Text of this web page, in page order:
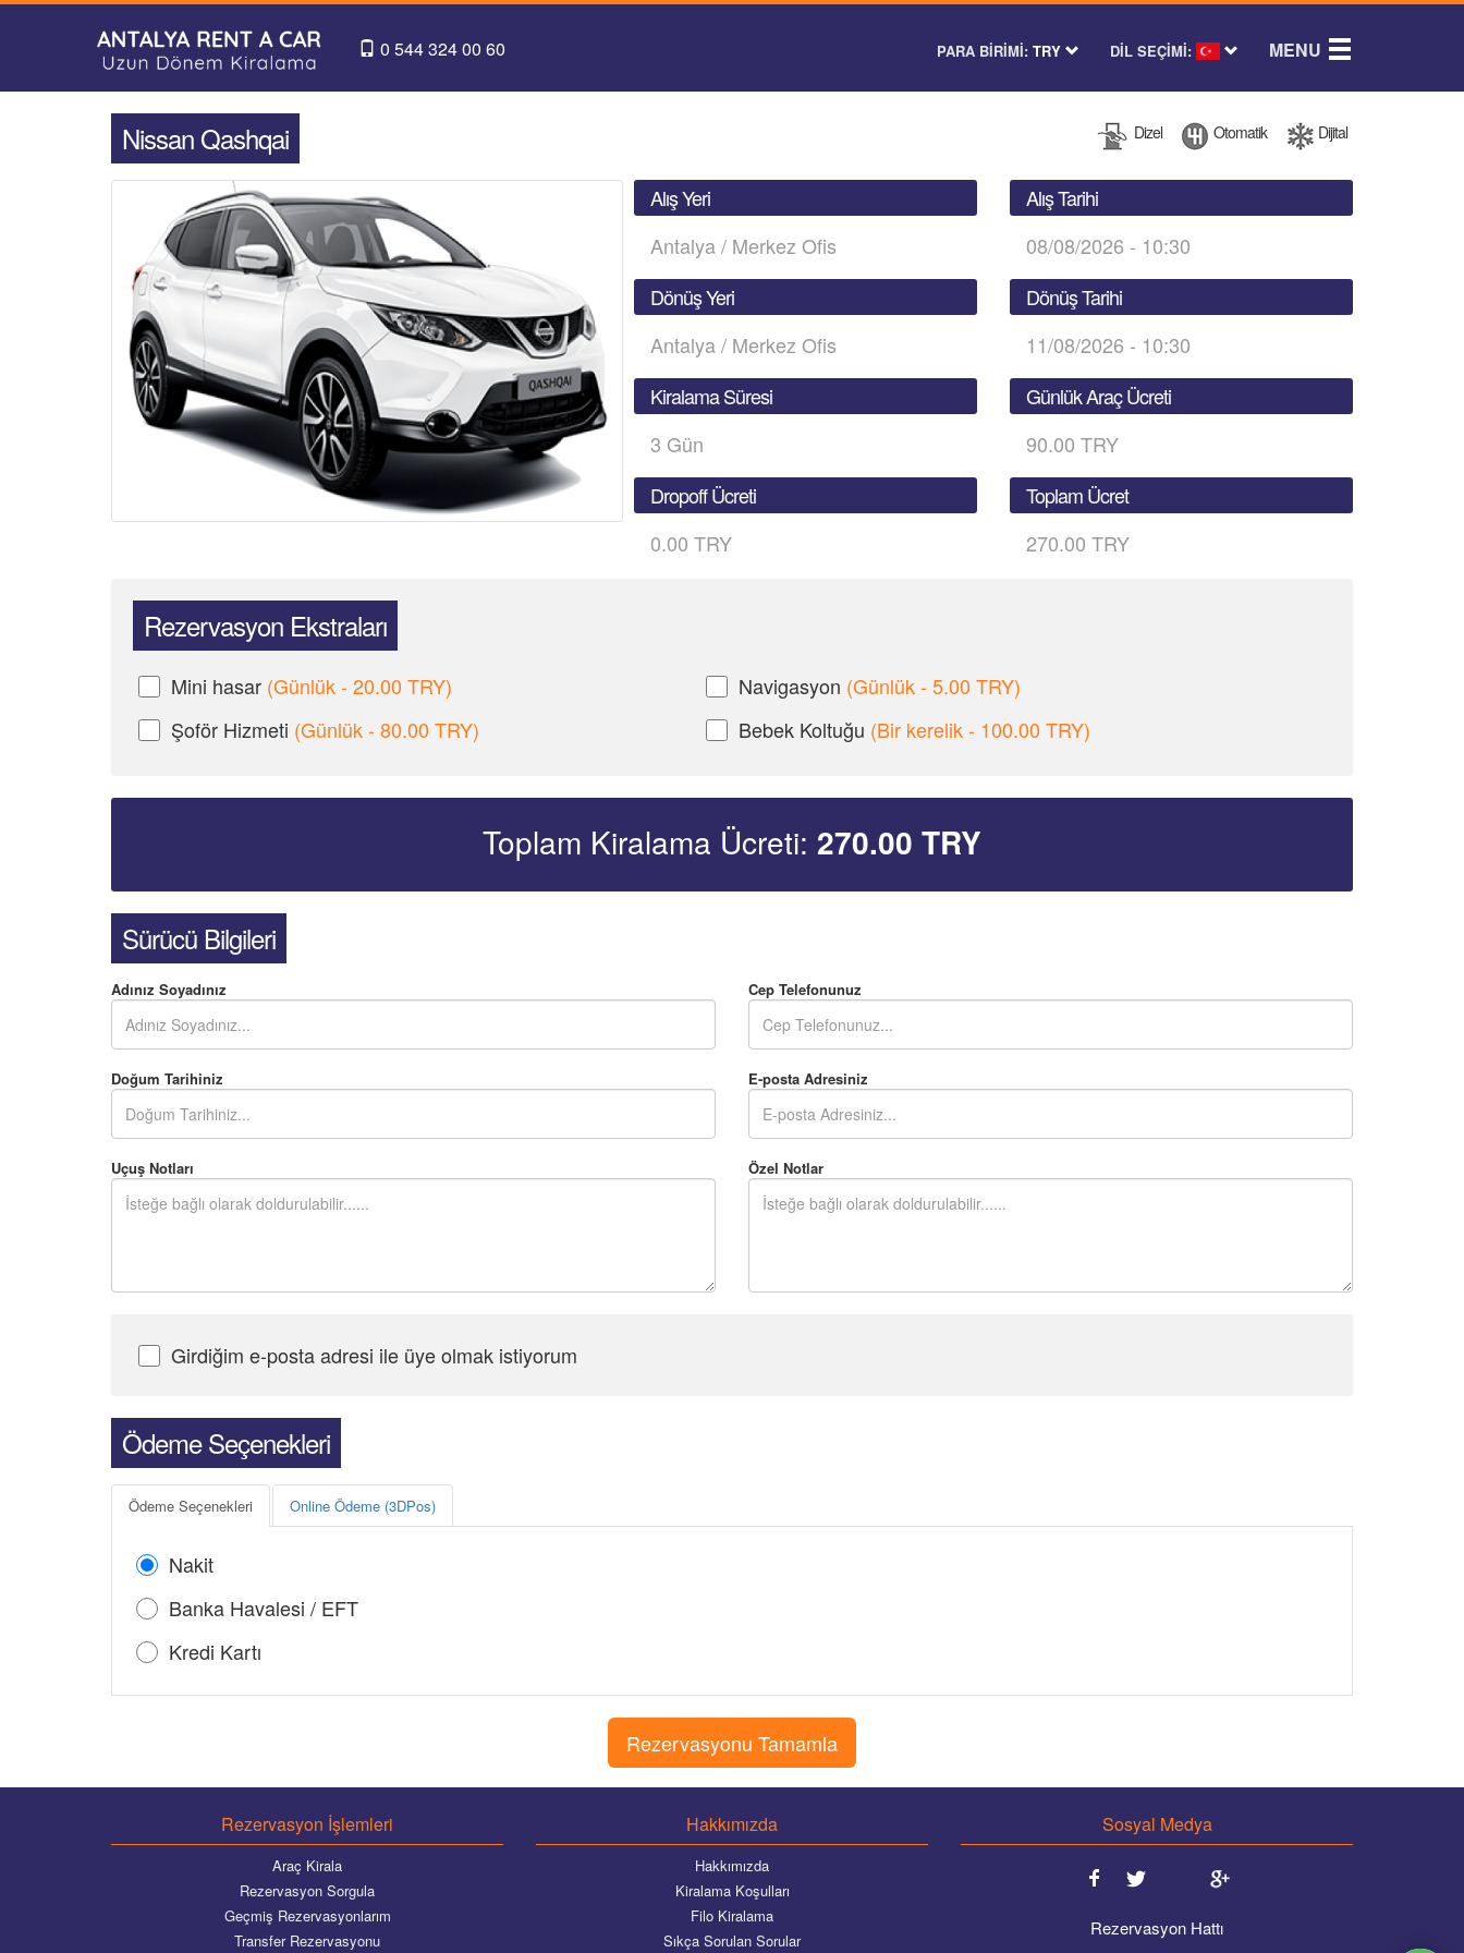
0 544 324 00 60 PARA BİRİMİ: TRY DİL SEÇİMİ: MENU
Nissan Qashqai Dizel Otomatik Dijital
Alış Yeri
Antalya / Merkez Ofis
Alış Tarihi
08/08/2026 - 10:30
Dönüş Yeri
Antalya / Merkez Ofis
Dönüş Tarihi
11/08/2026 - 10:30
Kiralama Süresi
3 Gün
Günlük Araç Ücreti
90.00 TRY
Dropoff Ücreti
0.00 TRY
Toplam Ücret
270.00 TRY
Rezervasyon Ekstraları
Mini hasar (Günlük - 20.00 TRY) Navigasyon (Günlük - 5.00 TRY)
Şoför Hizmeti (Günlük - 80.00 TRY) Bebek Koltuğu (Bir kerelik - 100.00 TRY)
Toplam Kiralama Ücreti: 270.00 TRY
Sürücü Bilgileri
Adınız Soyadınız
Doğum Tarihiniz
Uçuş Notları
Cep Telefonunuz
E-posta Adresiniz
Özel Notlar
Girdiğim e-posta adresi ile üye olmak istiyorum
Ödeme Seçenekleri
Ödeme Seçenekleri Online Ödeme (3DPos)
Nakit
Banka Havalesi / EFT
Kredi Kartı
Rezervasyon İşlemleri
Araç Kirala
Rezervasyon Sorgula
Geçmiş Rezervasyonlarım
Transfer Rezervasyonu
Hakkımızda
Hakkımızda
Kiralama Koşulları
Filo Kiralama
Sıkça Sorulan Sorular
Sosyal Medya
Rezervasyon Hattı